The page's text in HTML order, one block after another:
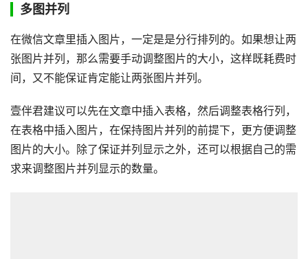
多图并列
在微信文章里插入图片，一定是是分行排列的。如果想让两
张图片并列，那么需要手动调整图片的大小，这样既耗费时
间，又不能保证肯定能让两张图片并列。
壹伴君建议可以先在文章中插入表格，然后调整表格行列，
在表格中插入图片，在保持图片并列的前提下，更方便调整
图片的大小。除了保证并列显示之外，还可以根据自己的需
求来调整图片并列显示的数量。